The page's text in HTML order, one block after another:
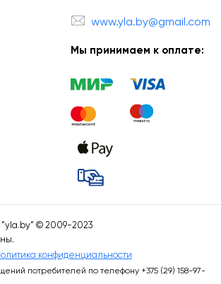
www.yla.by@gmail.com
Мы принимаем к оплате:
yla.by” © 2009-2023
конфиденциальности
потребителей по телефону +375 (29) 158-97-